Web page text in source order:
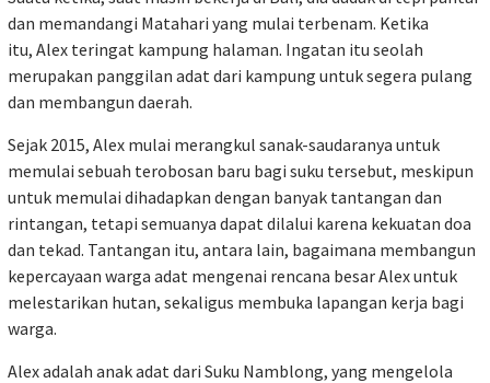
dan memandangi Matahari yang mulai terbenam. Ketika
itu, Alex teringat kampung halaman. Ingatan itu seolah
merupakan panggilan adat dari kampung untuk segera pulang
dan membangun daerah.
Sejak 2015, Alex mulai merangkul sanak-saudaranya untuk
memulai sebuah terobosan baru bagi suku tersebut, meskipun
untuk memulai dihadapkan dengan banyak tantangan dan
rintangan, tetapi semuanya dapat dilalui karena kekuatan doa
dan tekad. Tantangan itu, antara lain, bagaimana membangun
kepercayaan warga adat mengenai rencana besar Alex untuk
melestarikan hutan, sekaligus membuka lapangan kerja bagi
warga.
Alex adalah anak adat dari Suku Namblong, yang mengelola